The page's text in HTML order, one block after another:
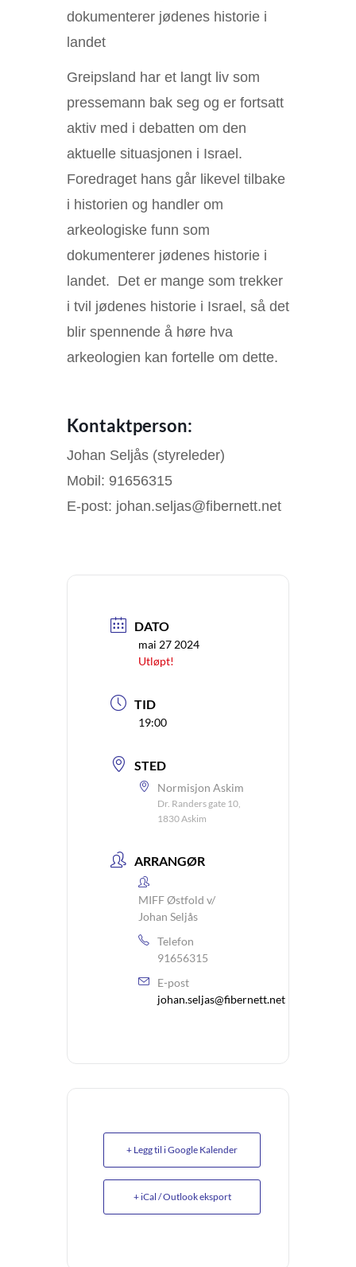
dokumenterer jødenes historie i
landet
Greipsland har et langt liv som
pressemann bak seg og er fortsatt
aktiv med i debatten om den
aktuelle situasjonen i Israel.
Foredraget hans går likevel tilbake
i historien og handler om
arkeologiske funn som
dokumenterer jødenes historie i
landet. Det er mange som trekker
i tvil jødenes historie i Israel, så det
blir spennende å høre hva
arkeologien kan fortelle om dette.
Kontaktperson:
Johan Seljås (styreleder)
Mobil: 91656315
E-post: johan.seljas@fibernett.net
DATO
mai 27 2024
Utløpt!
TID
19:00
STED
Normisjon Askim
Dr. Randers gate 10,
1830 Askim
ARRANGØR
MIFF Østfold v/
Johan Seljås
Telefon
91656315
E-post
johan.seljas@fibernett.net
+ Legg til i Google Kalender
+ iCal / Outlook eksport